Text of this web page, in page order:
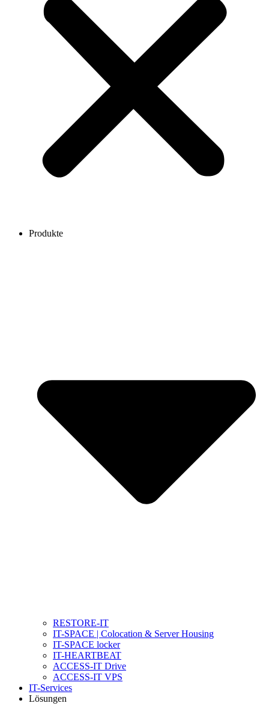
Produkte
RESTORE-IT
IT-SPACE | Colocation & Server Housing
IT-SPACE locker
IT-HEARTBEAT
ACCESS-IT Drive
ACCESS-IT VPS
IT-Services
Lösungen